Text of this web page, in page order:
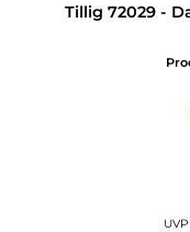
Tillig 72029 -